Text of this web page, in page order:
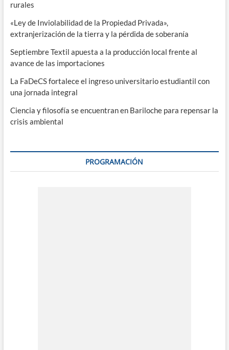
rurales
«Ley de Inviolabilidad de la Propiedad Privada»,
extranjerización de la tierra y la pérdida de soberanía
Septiembre Textil apuesta a la producción local frente al
avance de las importaciones
La FaDeCS fortalece el ingreso universitario estudiantil con
una jornada integral
Ciencia y filosofía se encuentran en Bariloche para repensar la
crisis ambiental
PROGRAMACIÓN